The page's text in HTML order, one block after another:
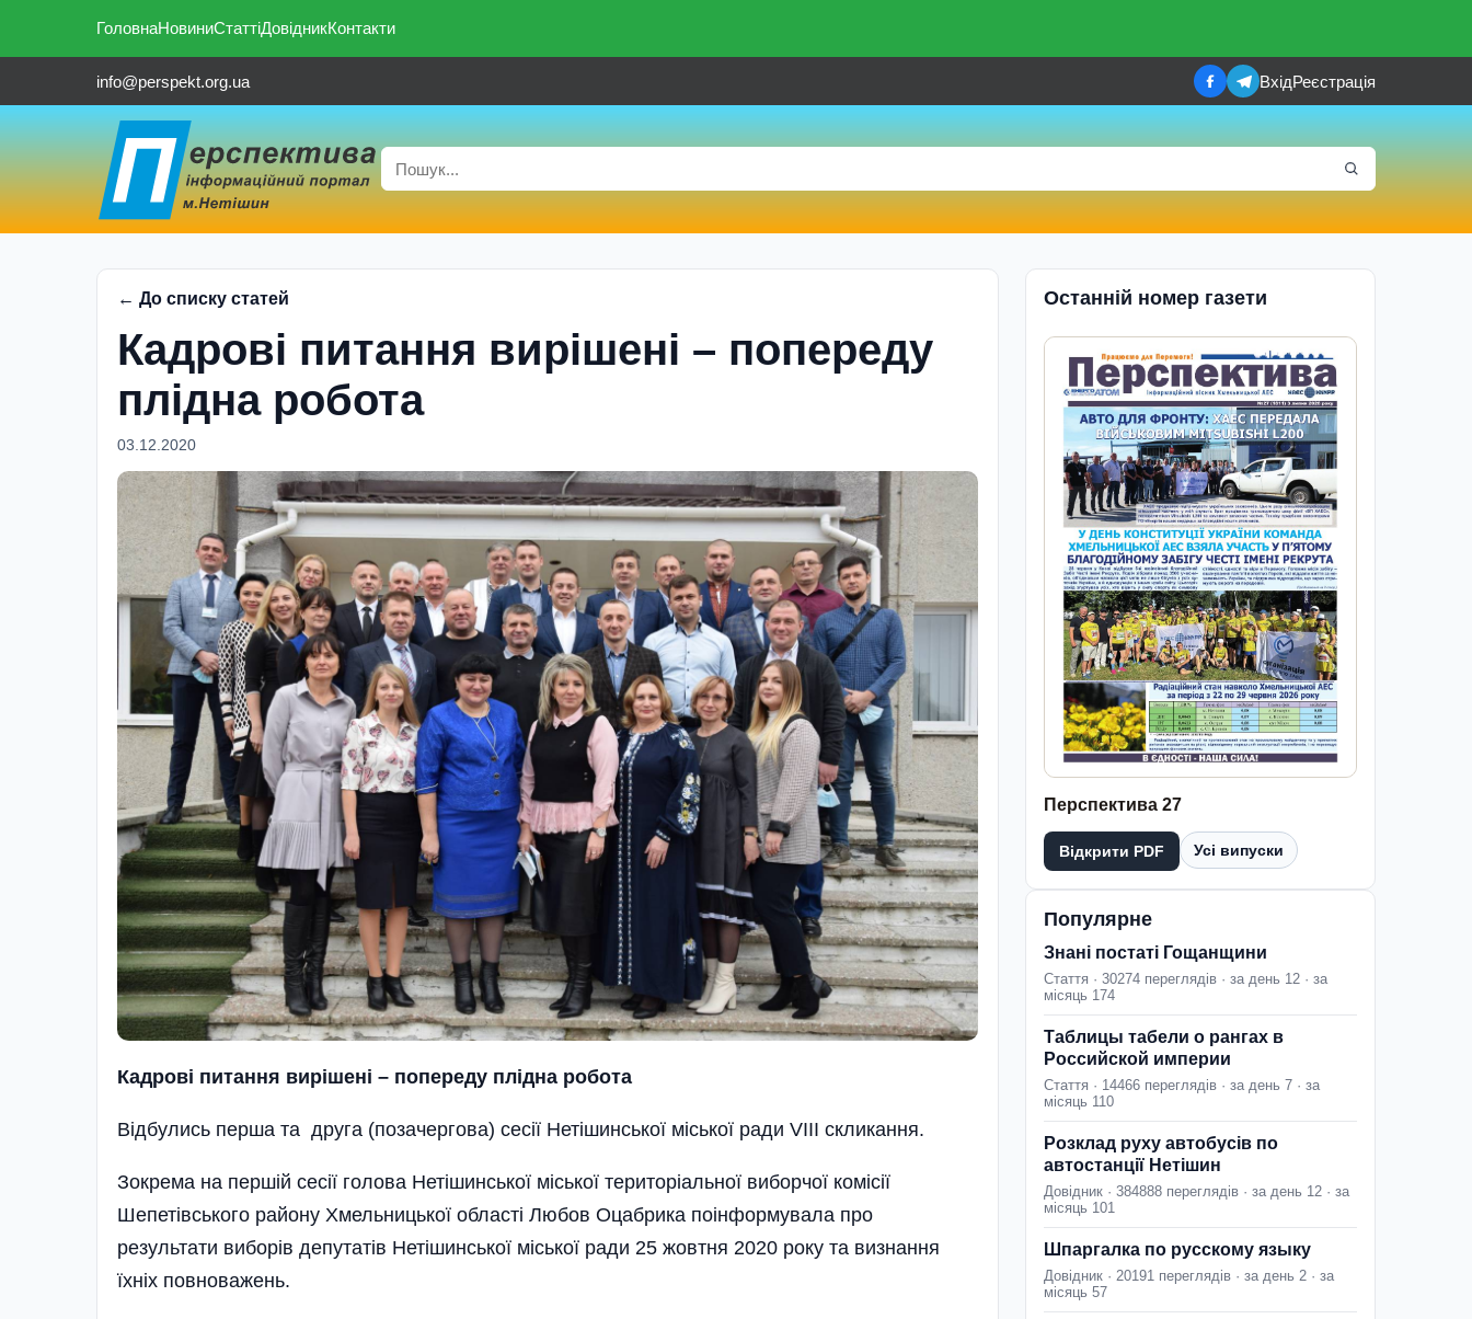
ГоловнаНовиниСтаттіДовідникКонтакти
info@perspekt.org.ua ВхідРеєстрація
← До списку статей
Кадрові питання вирішені – попереду
плідна робота
03.12.2020
Кадрові питання вирішені – попереду плідна робота
Відбулись перша та друга (позачергова) сесії Нетішинської міської ради VIII скликання.
Зокрема на першій сесії голова Нетішинської міської територіальної виборчої комісії
Шепетівського району Хмельницької області Любов Оцабрика поінформувала про
результати виборів депутатів Нетішинської міської ради 25 жовтня 2020 року та визнання
їхніх повноважень.
Останній номер газети
Перспектива 27
Відкрити PDF Усі випуски
Популярне
Знані постаті Гощанщини
Стаття · 30274 переглядів · за день 12 · за
місяць 174
Таблицы табели о рангах в
Российской империи
Стаття · 14466 переглядів · за день 7 · за
місяць 110
Розклад руху автобусів по
автостанції Нетішин
Довідник · 384888 переглядів · за день 12 · за
місяць 101
Шпаргалка по русскому языку
Довідник · 20191 переглядів · за день 2 · за
місяць 57